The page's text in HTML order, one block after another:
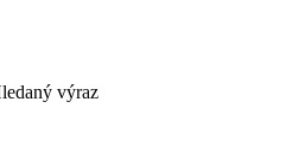
výraz